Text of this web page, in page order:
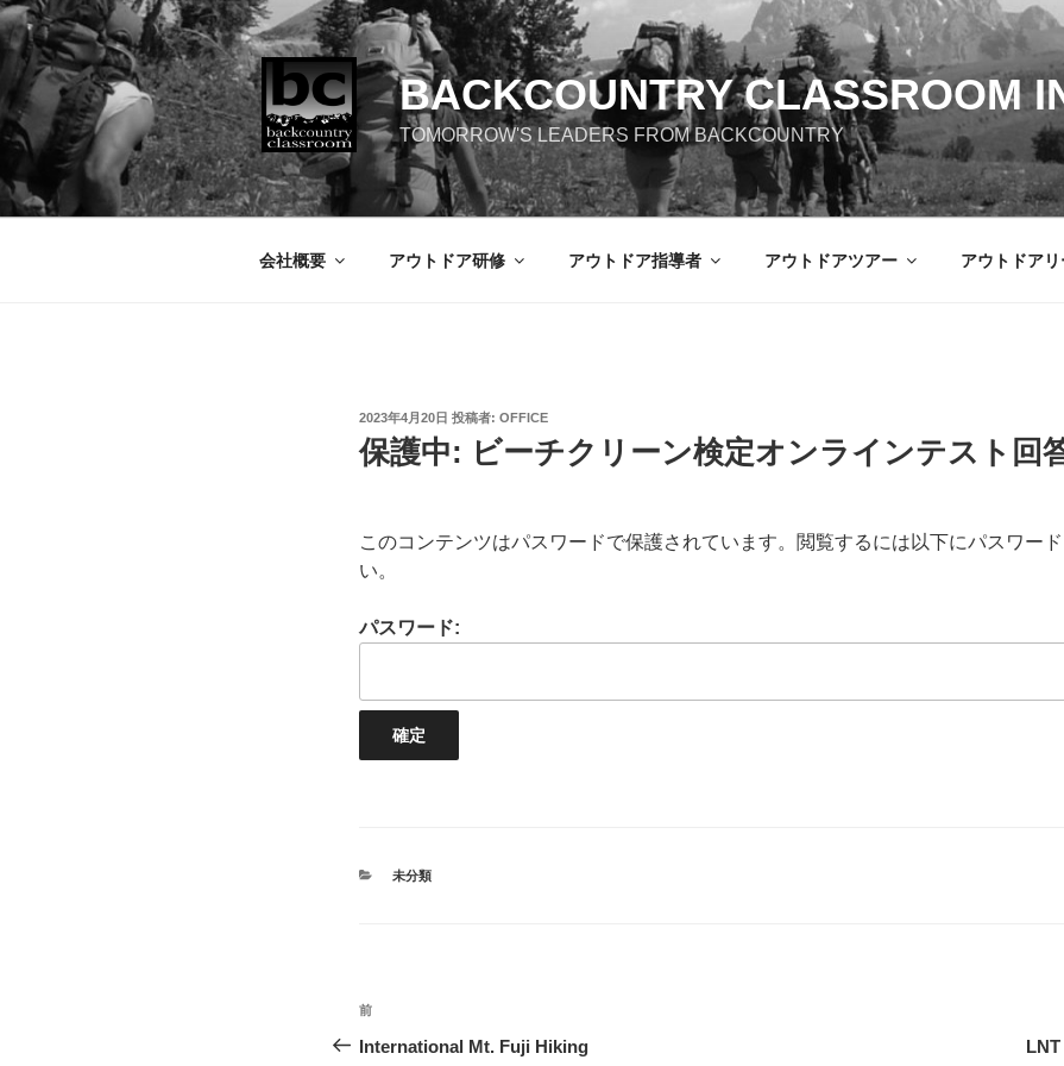
コ
ン
ン
ツ
へ
ス
キ
BACKCOUNTRY CLASSROOM
TOMORROW'S LEADERS FROM BACKCOUNTRY
会社概要 アウトドア研修 アウトドア指導者 アウトドアツアー アウトドア
投
稿
日:
2023年4月20日 投稿者: OFFICE
保護中: ビーチクリーン検定オンラインテスト回
このコンテンツはパスワードで保護されています。閲覧するには以下にパスワー
い。
パスワード:
カ
未分類
投
稿
前
の
前
International Mt. Fuji Hiking